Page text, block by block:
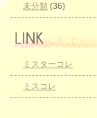
未分類(36)
ミスターコレ
ミスコレ